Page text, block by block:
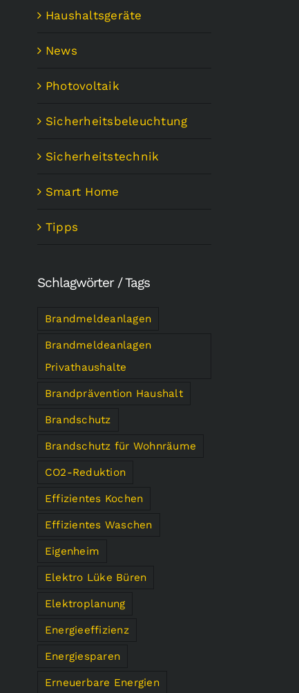
Haushaltsgeräte
News
Photovoltaik
Sicherheitsbeleuchtung
Sicherheitstechnik
Smart Home
Tipps
Schlagwörter / Tags
Brandmeldeanlagen
Brandmeldeanlagen
Privathaushalte
Brandprävention Haushalt
Brandschutz
Brandschutz für Wohnräume
CO2-Reduktion
Effizientes Kochen
Effizientes Waschen
Eigenheim
Elektro Lüke Büren
Elektroplanung
Energieeffizienz
Energiesparen
Erneuerbare Energien